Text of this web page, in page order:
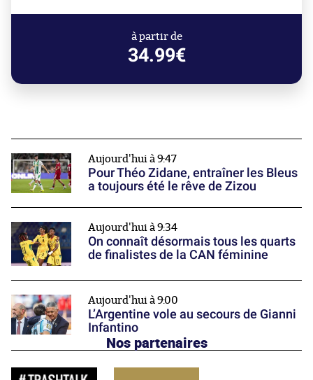
à partir de
34.99€
Aujourd'hui à 9:47
Pour Théo Zidane, entraîner les Bleus
a toujours été le rêve de Zizou
Aujourd'hui à 9:34
On connaît désormais tous les quarts
de finalistes de la CAN féminine
Aujourd'hui à 9:00
L’Argentine vole au secours de Gianni
Infantino
Nos partenaires